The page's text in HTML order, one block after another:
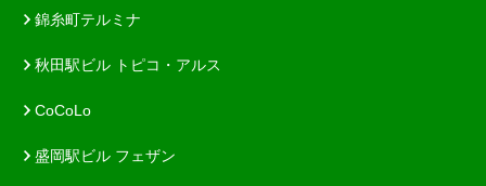
錦糸町テルミナ
秋田駅ビル トピコ・アルス
CoCoLo
盛岡駅ビル フェザン